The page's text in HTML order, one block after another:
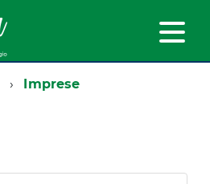
Imprese